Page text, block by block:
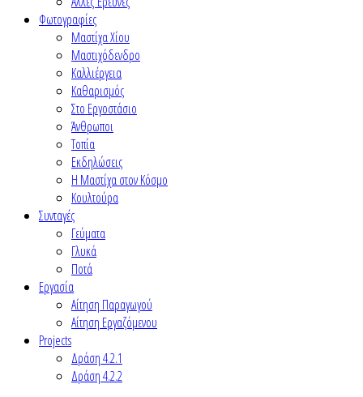
Φωτογραφίες
Μαστίχα Χίου
Μαστιχόδενδρο
Καλλιέργεια
Καθαρισμός
Στο Εργοστάσιο
Άνθρωποι
Τοπία
Εκδηλώσεις
Η Μαστίχα στον Κόσμο
Κουλτούρα
Συνταγές
Γεύματα
Γλυκά
Ποτά
Εργασία
Αίτηση Παραγωγού
Αίτηση Εργαζόμενου
Projects
Δράση 4.2.1
Δράση 4.2.2